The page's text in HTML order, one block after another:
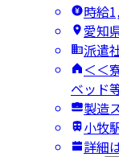
時給
愛知
派遣
＜＜
ベッド
製造
小牧
詳細